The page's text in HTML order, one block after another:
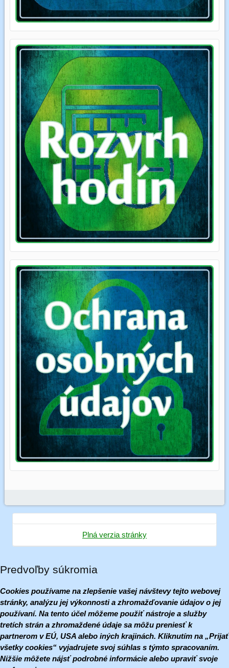
Plná verzia stránky
Predvoľby súkromia
Cookies používame na zlepšenie vašej návštevy tejto webovej
stránky, analýzu jej výkonnosti a zhromažďovanie údajov o jej
používaní. Na tento účel môžeme použiť nástroje a služby
tretích strán a zhromaždené údaje sa môžu preniesť k
partnerom v EÚ, USA alebo iných krajinách. Kliknutím na „Prijať
všetky cookies“ vyjadrujete svoj súhlas s týmto spracovaním.
Nižšie môžete nájsť podrobné informácie alebo upraviť svoje